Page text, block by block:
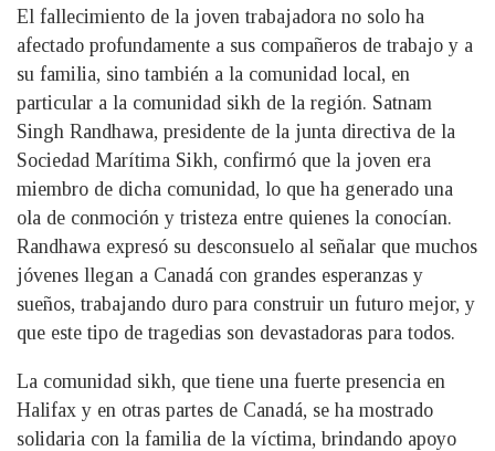
El fallecimiento de la joven trabajadora no solo ha
afectado profundamente a sus compañeros de trabajo y a
su familia, sino también a la comunidad local, en
particular a la comunidad sikh de la región. Satnam
Singh Randhawa, presidente de la junta directiva de la
Sociedad Marítima Sikh, confirmó que la joven era
miembro de dicha comunidad, lo que ha generado una
ola de conmoción y tristeza entre quienes la conocían.
Randhawa expresó su desconsuelo al señalar que muchos
jóvenes llegan a Canadá con grandes esperanzas y
sueños, trabajando duro para construir un futuro mejor, y
que este tipo de tragedias son devastadoras para todos.
La comunidad sikh, que tiene una fuerte presencia en
Halifax y en otras partes de Canadá, se ha mostrado
solidaria con la familia de la víctima, brindando apoyo